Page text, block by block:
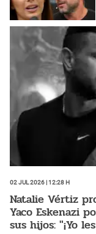
02 Jul 2026 | 12:28 h
Natalie Vértiz
Yaco Eskenazi
sus hijos: "¡Yo